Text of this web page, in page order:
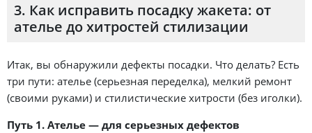
3. Как исправить посадку жакета: от
ателье до хитростей стилизации
Итак, вы обнаружили дефекты посадки. Что делать? Есть
три пути: ателье (серьезная переделка), мелкий ремонт
(своими руками) и стилистические хитрости (без иголки).
Путь 1. Ателье — для серьезных дефектов